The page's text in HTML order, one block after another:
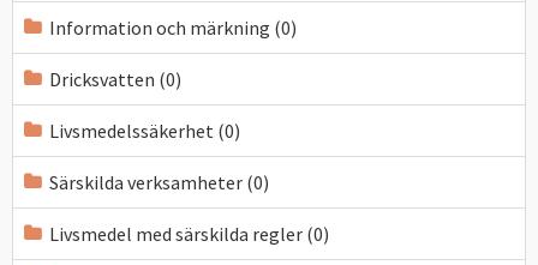
Information och märkning (0)
Dricksvatten (0)
Livsmedelssäkerhet (0)
Särskilda verksamheter (0)
Livsmedel med särskilda regler (0)